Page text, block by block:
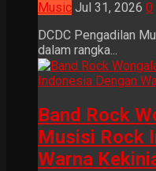
Music Jul 31, 2026 0
DCDC Pengadilan
dalam rangka...
Band Rock
Musisi Rock
Warna